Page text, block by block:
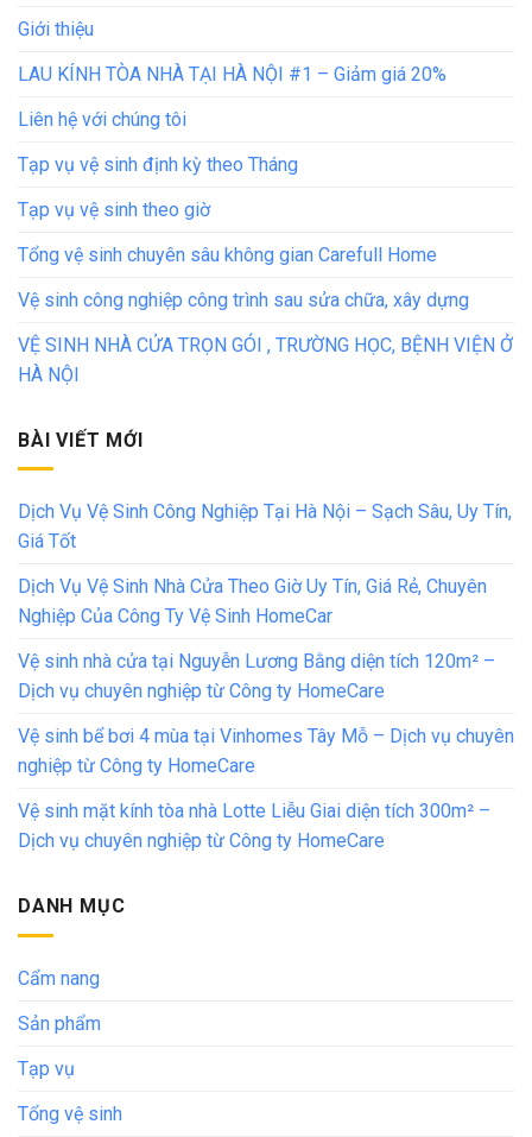
Giới thiệu
LAU KÍNH TÒA NHÀ TẠI HÀ NỘI #1 – Giảm giá 20%
Liên hệ với chúng tôi
Tạp vụ vệ sinh định kỳ theo Tháng
Tạp vụ vệ sinh theo giờ
Tổng vệ sinh chuyên sâu không gian Carefull Home
Vệ sinh công nghiệp công trình sau sửa chữa, xây dựng
VỆ SINH NHÀ CỬA TRỌN GÓI , TRƯỜNG HỌC, BỆNH VIỆN Ở
HÀ NỘI
BÀI VIẾT MỚI
Dịch Vụ Vệ Sinh Công Nghiệp Tại Hà Nội – Sạch Sâu, Uy Tín,
Giá Tốt
Dịch Vụ Vệ Sinh Nhà Cửa Theo Giờ Uy Tín, Giá Rẻ, Chuyên
Nghiệp Của Công Ty Vệ Sinh HomeCar
Vệ sinh nhà cửa tại Nguyễn Lương Bằng diện tích 120m² –
Dịch vụ chuyên nghiệp từ Công ty HomeCare
Vệ sinh bể bơi 4 mùa tại Vinhomes Tây Mỗ – Dịch vụ chuyên
nghiệp từ Công ty HomeCare
Vệ sinh mặt kính tòa nhà Lotte Liễu Giai diện tích 300m² –
Dịch vụ chuyên nghiệp từ Công ty HomeCare
DANH MỤC
Cẩm nang
Sản phẩm
Tạp vụ
Tổng vệ sinh